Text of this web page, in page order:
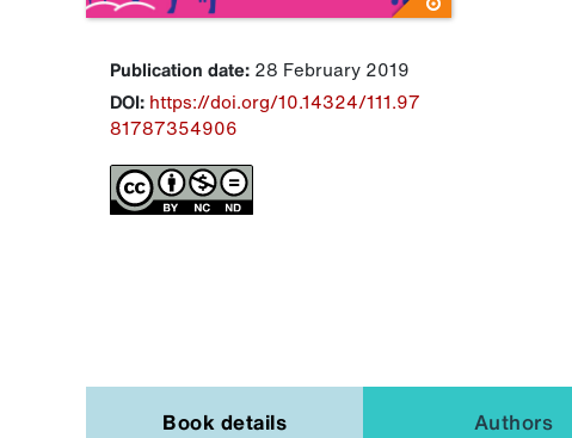
Publication date: 28 February 2019
DOI: https://doi.org/10.14324/111.97
81787354906
Book details Authors